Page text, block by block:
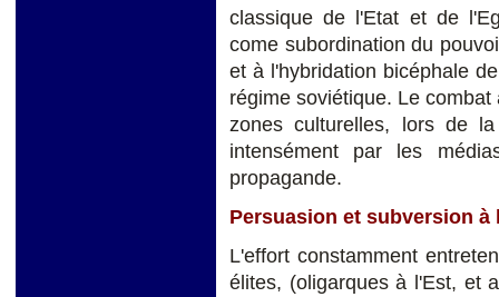
classique de l'Etat et de
come subordination du
et à l'hybridation bicéphale
régime soviétique. Le
zones culturelles, lors de
intensément par les
propagande.
Persuasion et subversion
L'effort constamment
élites, (oligarques à l'Est, et